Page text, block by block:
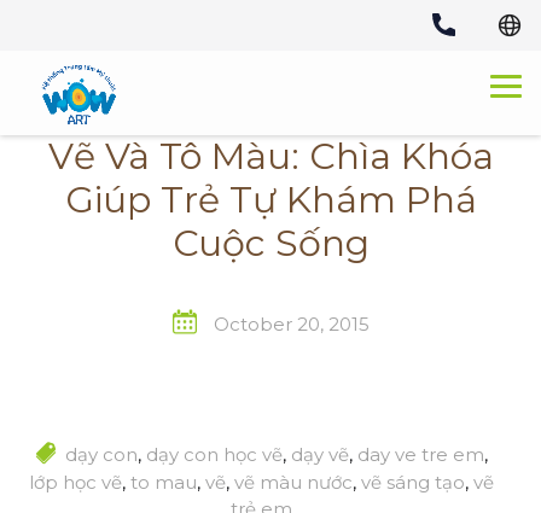
content
Vẽ Và Tô Màu: Chìa Khóa
Giúp Trẻ Tự Khám Phá
Cuộc Sống
October 20, 2015
dạy con, dạy con học vẽ, dạy vẽ, day ve tre em,
lớp học vẽ, to mau, vẽ, vẽ màu nước, vẽ sáng tạo, vẽ